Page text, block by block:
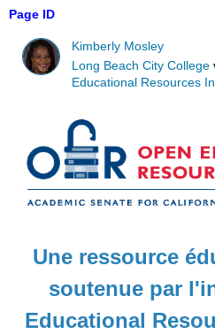
Page ID
Kimberly Mosley
Long Beach City College
Educational Resources
Une ressource
soutenue par
Educational